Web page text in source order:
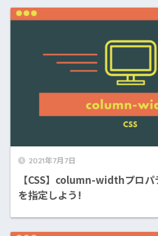
2021年7月7日
【CSS】column-widthプロ
を指定しよう!